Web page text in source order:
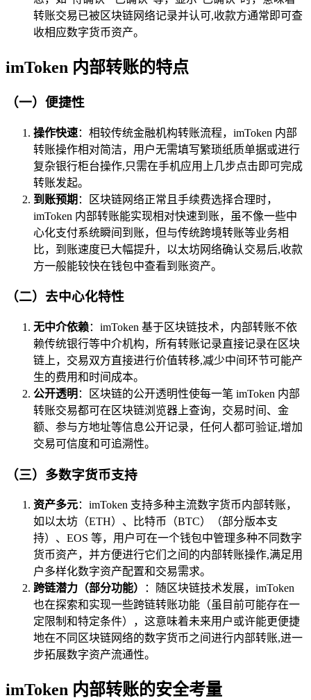
转账交易已被区块链网络记录并认可,收款方通常即可查
收相应数字货币资产。
imToken 内部转账的特点
（一）便捷性
操作快速：相较传统金融机构转账流程，imToken 内部
转账操作相对简洁，用户无需填写繁琐纸质单据或进行
复杂银行柜台操作,只需在手机应用上几步点击即可完成
转账发起。
到账预期 ：区块链网络正常且手续费选择合理时，
imToken 内部转账能实现相对快速到账，虽不像一些中
心化支付系统瞬间到账，但与传统跨境转账等业务相
比，到账速度已大幅提升，以太坊网络确认交易后,收款
方一般能较快在钱包中查看到账资产。
（二）去中心化特性
无中介依赖：imToken 基于区块链技术，内部转账不依
赖传统银行等中介机构，所有转账记录直接记录在区块
链上，交易双方直接进行价值转移,减少中间环节可能产
生的费用和时间成本。
公开透明 ：区块链的公开透明性使每一笔 imToken 内部
转账交易都可在区块链浏览器上查询，交易时间、金
额、参与方地址等信息公开记录，任何人都可验证,增加
交易可信度和可追溯性。
（三）多数字货币支持
资产多元：imToken 支持多种主流数字货币内部转账，
如以太坊（ETH）、比特币（BTC）（部分版本支
持）、EOS 等，用户可在一个钱包中管理多种不同数字
货币资产，并方便进行它们之间的内部转账操作,满足用
户多样化数字资产配置和交易需求。
跨链潜力（部分功能）
：随区块链技术发展，imToken
也在探索和实现一些跨链转账功能（虽目前可能存在一
定限制和特定条件），这意味着未来用户或许能更便捷
地在不同区块链网络的数字货币之间进行内部转账,进一
步拓展数字资产流通性。
imToken 内部转账的安全考量